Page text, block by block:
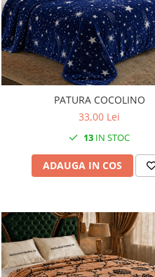
PATURA COCOLINO
33,00 Lei
13 IN STOC
ADAUGA IN COS